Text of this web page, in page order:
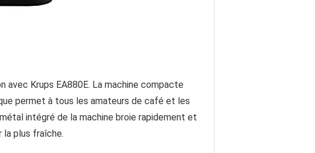
avec Krups EA880E. La machine compacte
permet à tous les amateurs de café et les
intégré de la machine broie rapidement et
la plus fraîche.